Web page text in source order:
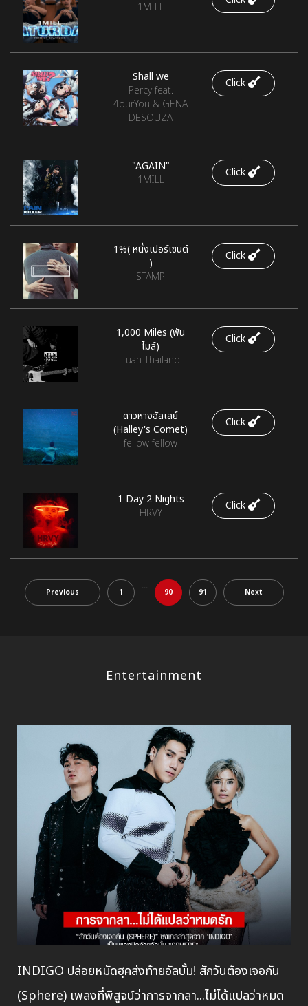
1MILL
Shall we
Percy feat.
4ourYou & GENA
DESOUZA
Click
"AGAIN"
1MILL
Click
1%( หนึ่งเปอร์เซนต์
)
STAMP
Click
1,000 Miles (พัน
ไมล์)
Tuan Thailand
Click
ดาวหางฮัลเลย์
(Halley's Comet)
fellow fellow
Click
1 Day 2 Nights
HRVY
Click
Previous 1
...
90 91 Next
Entertainment
INDIGO ปล่อยหมัดฮุคส่งท้ายอัลบั้ม! สักวันต้องเจอกัน
(Sphere) เพลงที่พิสูจน์ว่าการจากลา...ไม่ได้แปลว่าหมด